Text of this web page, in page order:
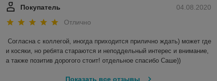
04.08.2020
Покупатель
Отлично
Согласна с коллегой, иногда приходится прилично ждать) может где
и косяки, но ребята стараются и неподдельный интерес и внимание,
а также позитив дорогого стоит! отдельное спасибо Саше))
Показать все отзывы